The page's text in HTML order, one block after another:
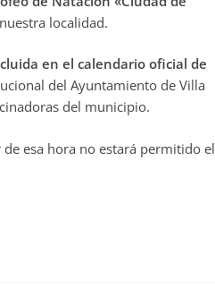
localidad.
en el calendario oficial de
del Ayuntamiento de Villa
del municipio.
de esa hora no estará permitido el